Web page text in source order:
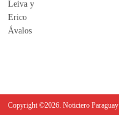
Copyright ©2026. Noticiero Paraguay